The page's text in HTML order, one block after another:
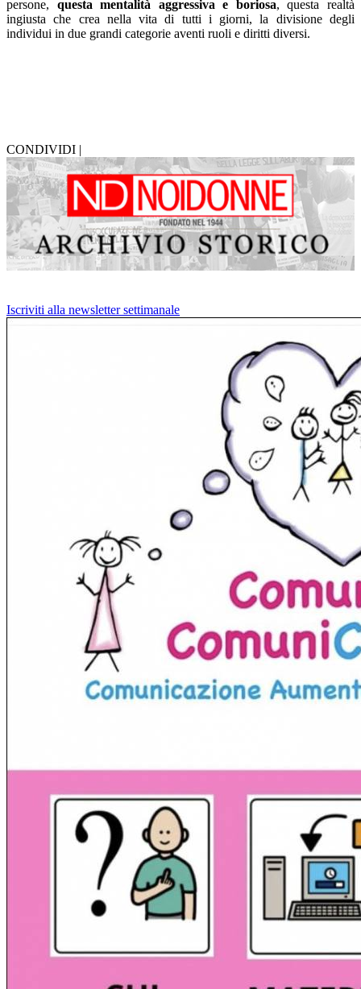
persone, questa mentalità aggressiva e boriosa, questa realtà
ingiusta che crea nella vita di tutti i giorni, la divisione degli
individui in due grandi categorie aventi ruoli e diritti diversi.
CONDIVIDI |
Iscriviti alla newsletter settimanale